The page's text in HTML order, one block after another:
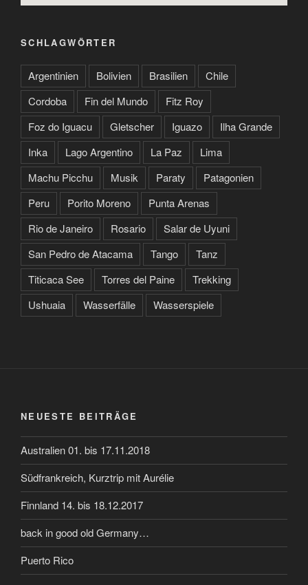
SCHLAGWÖRTER
Argentinien Bolivien Brasilien
Chile
Cordoba
Fin del Mundo
Fitz Roy
Foz do Iguacu
Gletscher Iguazo
Ilha Grande
Inka
Lago Argentino La Paz
Lima
Machu Picchu
Musik Paraty
Patagonien
Peru
Porito Moreno
Punta Arenas
Rio de Janeiro
Rosario
Salar de Uyuni
San Pedro de Atacama
Tango
Tanz
Titicaca See
Torres del Paine
Trekking
Ushuaia
Wasserfälle Wasserspiele
NEUESTE BEITRÄGE
Australien 01. bis 17.11.2018
Südfrankreich, Kurztrip mit Aurélie
Finnland 14. bis 18.12.2017
back in good old Germany…
Puerto Rico